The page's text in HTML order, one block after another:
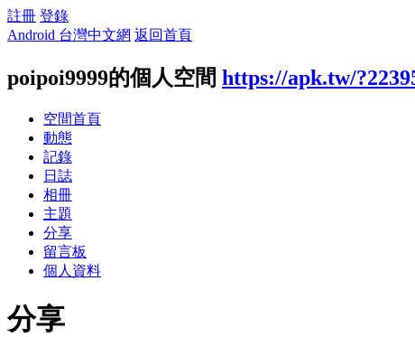
註冊 登錄
Android 台灣中文網 返回首頁
poipoi9999的個人空間 https://apk.tw/
空間首頁
動態
記錄
日誌
相冊
主題
分享
留言板
個人資料
分享